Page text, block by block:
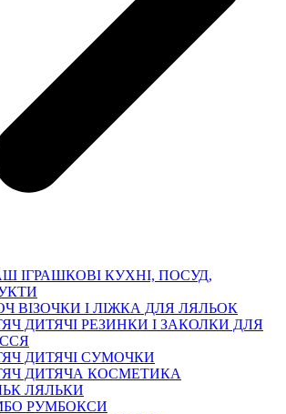
ІГРАШКОВІ КУХНІ, ПОСУД,
ВІЗОЧКИ І ЛІЖКА ДЛЯ ЛЯЛЬОК
ДИТЯЧІ РЕЗИНКИ І ЗАКОЛКИ ДЛЯ
ДИТЯЧІ СУМОЧКИ
ДИТЯЧА КОСМЕТИКА
ЛЯЛЬКИ
РУМБОКСИ